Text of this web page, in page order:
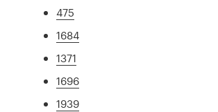
475
1684
1371
1696
1939